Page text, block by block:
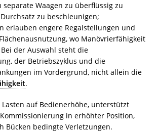
separate Waagen zu überflüssig zu
zu beschleunigen;
erlauben engere Regalstellungen und
wo Manövrierfähigkeit
der Auswahl steht die
der Betriebszyklus und die
im Vordergrund, nicht allein die
.
Lasten auf Bedienerhöhe, unterstützt
in erhöhter Position,
Bücken bedingte Verletzungen.